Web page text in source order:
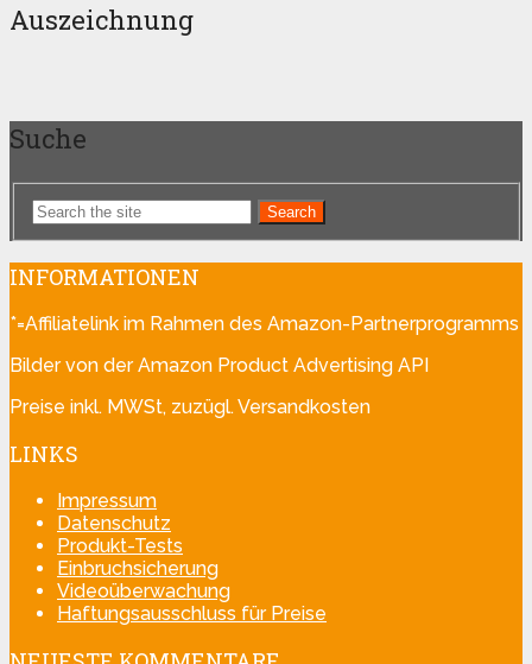
Auszeichnung
Suche
Search
INFORMATIONEN
*=Affiliatelink im Rahmen des Amazon-Partnerprogramms
Bilder von der Amazon Product Advertising API
Preise inkl. MWSt, zuzügl. Versandkosten
LINKS
Impressum
Datenschutz
Produkt-Tests
Einbruchsicherung
Videoüberwachung
Haftungsausschluss für Preise